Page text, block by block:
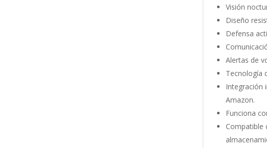
Visión
Diseño
Defensa
Alertas de
Tecnología
Integración
Amazon.
Funciona
Compatible